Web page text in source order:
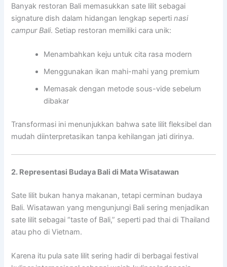
Banyak restoran Bali memasukkan sate lilit sebagai
signature dish dalam hidangan lengkap sepertinasi
campur Bali. Setiap restoran memiliki cara unik:
Menambahkan keju untuk cita rasa modern
Menggunakan ikan mahi-mahi yang premium
Memasak dengan metode sous-vide sebelum
dibakar
Transformasi ini menunjukkan bahwa sate lilit fleksibel dan
mudah diinterpretasikan tanpa kehilangan jati dirinya.
2. Representasi Budaya Bali di Mata Wisatawan
Sate lilit bukan hanya makanan, tetapi cerminan budaya
Bali. Wisatawan yang mengunjungi Bali sering menjadikan
sate lilit sebagai “taste of Bali,” seperti pad thai di Thailand
atau pho di Vietnam.
Karena itu pula sate lilit sering hadir di berbagai festival